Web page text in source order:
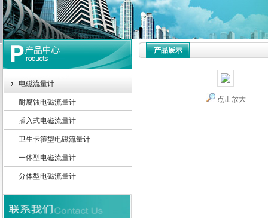
上海龙魁工业技术有限责任公司
电磁流量计
耐腐蚀电磁流量计
插入式电磁流量计
卫生卡箍型电磁流量计
一体型电磁流量计
分体型电磁流量计
产品展示
点击放大